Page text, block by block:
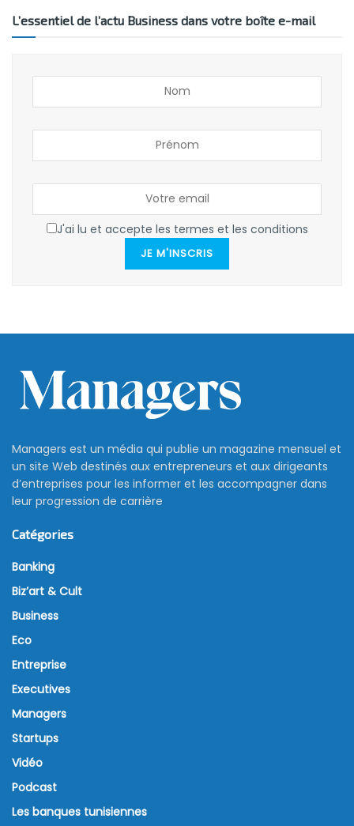
L’essentiel de l’actu Business dans votre boîte e-mail
J'ai lu et accepte les termes et les conditions
JE M'INSCRIS
Managers est un média qui publie un magazine mensuel et
un site Web destinés aux entrepreneurs et aux dirigeants
d’entreprises pour les informer et les accompagner dans
leur progression de carrière
Catégories
Banking
Biz’art & Cult
Business
Eco
Entreprise
Executives
Managers
Startups
Vidéo
Podcast
Les banques tunisiennes